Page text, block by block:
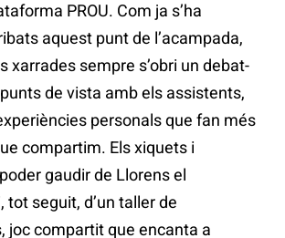
PROU. Com ja s’ha
aquest punt de l’acampada,
xarrades sempre s’obri un debat-
de vista amb els assistents,
personals que fan més
compartim. Els xiquets i
gaudir de Llorens el
tot seguit, d’un taller de
joc compartit que encanta a